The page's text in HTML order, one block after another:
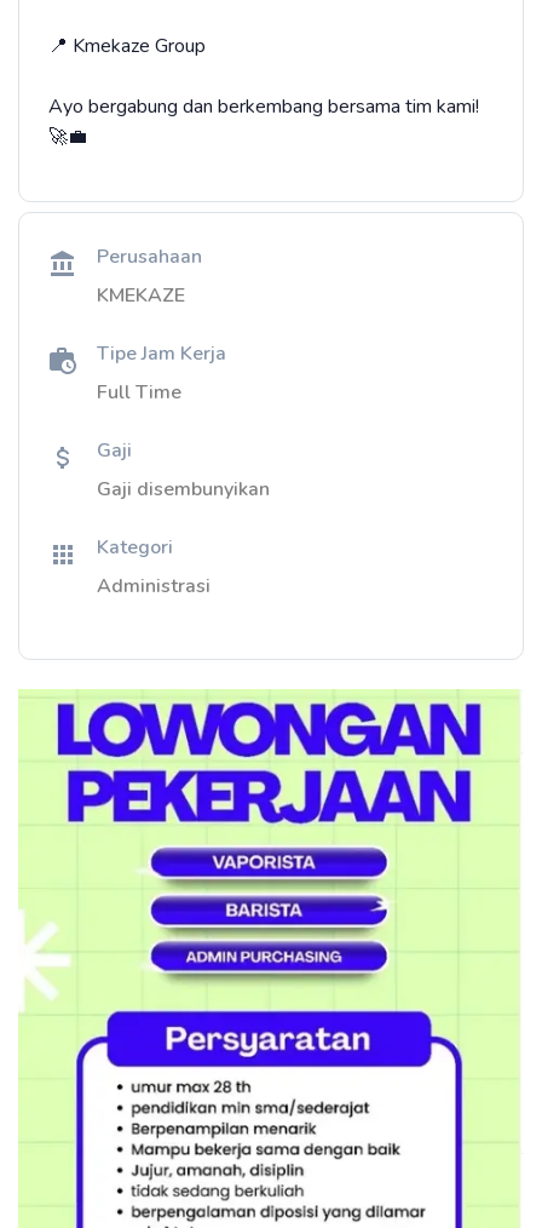
📍 Kmekaze Group
Ayo bergabung dan berkembang bersama tim kami!
🚀💼
Perusahaan
KMEKAZE
Tipe Jam Kerja
Full Time
Gaji
Gaji disembunyikan
Kategori
Administrasi